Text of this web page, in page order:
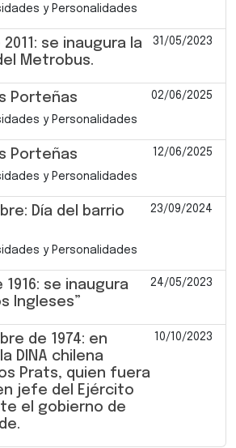
y Personalidades
se inaugura la
Metrobus.
31/05/2023
Porteñas 02/06/2025
y Personalidades
Porteñas 12/06/2025
y Personalidades
Día del barrio
23/09/2024
y Personalidades
se inaugura
Ingleses”
24/05/2023
de 1974: en
DINA chilena
Prats, quien fuera
jefe del Ejército
el gobierno de
10/10/2023